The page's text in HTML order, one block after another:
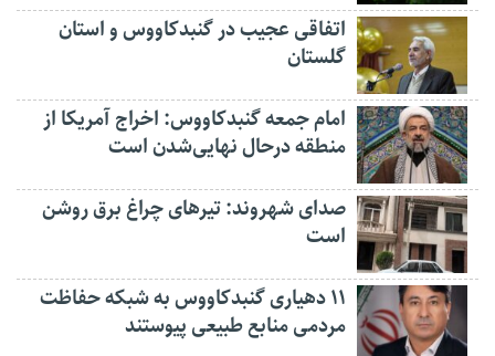
اتفاقی عجیب در‌ گنبدکاووس و استان
گلستان
امام جمعه گنبدکاووس: اخراج آمریکا از
منطقه درحال نهایی‌شدن است
صدای شهروند: تیرهای چراغ برق روشن
است
۱۱ دهیاری گنبدکاووس به شبکه حفاظت
مردمی منابع طبیعی پیوستند